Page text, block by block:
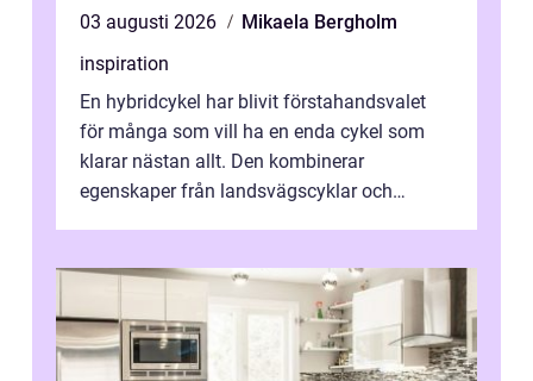
03 augusti 2026
Mikaela Bergholm
inspiration
En hybridcykel har blivit förstahandsvalet
för många som vill ha en enda cykel som
klarar nästan allt. Den kombinerar
egenskaper från landsvägscyklar och